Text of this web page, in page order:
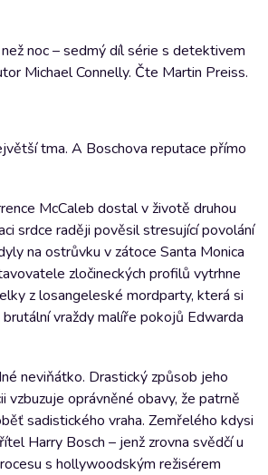
noc – sedmý díl série s detektivem
Michael Connelly. Čte Martin Preiss.
tma. A Boschova reputace přímo
McCaleb dostal v životě druhou
srdce raději pověsil stresující povolání
na ostrůvku v zátoce Santa Monica
zločineckých profilů vytrhne
z losangeleské mordparty, která si
vraždy malíře pokojů Edwarda
neviňátko. Drastický způsob jeho
vzbuzuje oprávněné obavy, že patrně
sadistického vraha. Zemřelého kdysi
Harry Bosch – jenž zrovna svědčí u
s hollywoodským režisérem